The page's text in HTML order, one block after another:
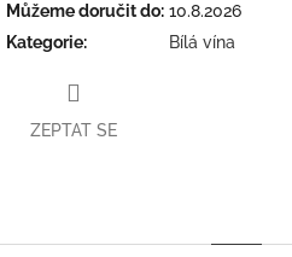
Můžeme doručit do: 10.8.2026
Kategorie: Bílá vína
ZEPTAT SE